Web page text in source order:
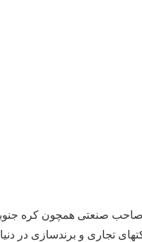
صنعتی همچون کره
تجاری و برندسازی در